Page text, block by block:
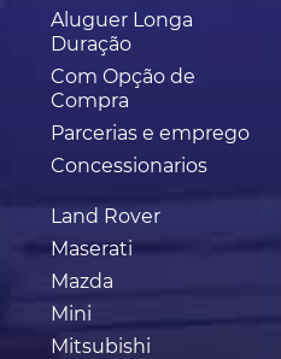
Land Rover
Maserati
Mazda
Mini
Mitsubishi
Aluguer Longa
Duração
Com Opção de
Compra
Parcerias e emprego
Concessionarios